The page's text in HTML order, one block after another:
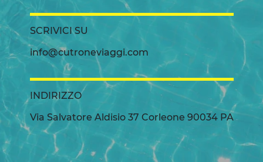
SCRIVICI SU
info@cutroneviaggi.com
INDIRIZZO
Via Salvatore Aldisio 37 Corleone 90034 PA